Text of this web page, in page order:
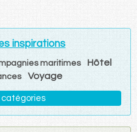
inspirations
maritimes Hôtel
Voyage
catégories